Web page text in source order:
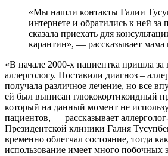
«Мы нашли контакты Галии
интернете и обратились к ней
сказала приехать для
карантин», — рассказывает мама
«В начале 2000-х пациентка пришла
аллергологу. Поставили диагноз –
получала различное лечение, но все
ей был выписан глюкокортикоидный
который на данный момент не
пациентов, — рассказывает
Президентской клиники Галия
временно облегчал состояние, тогда
использование имеет много побочных